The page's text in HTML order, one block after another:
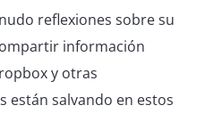
reflexiones sobre su
información
y otras
están salvando en estos